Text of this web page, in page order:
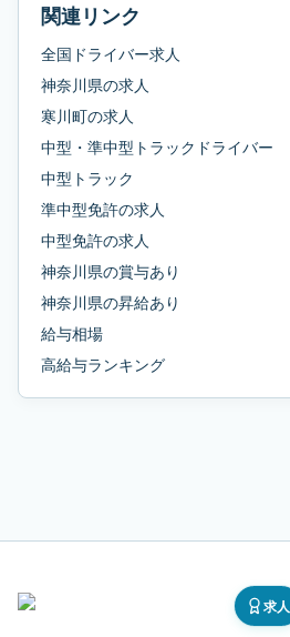
関連リンク
全国ドライバー求人
神奈川県の求人
寒川町の求人
中型・準中型トラックドライバー
中型トラック
準中型免許の求人
中型免許の求人
神奈川県の賞与あり
神奈川県の昇給あり
給与相場
高給与ランキング
求人